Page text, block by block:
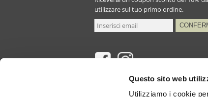
Questo sito web
Utilizziamo i cookie
utilizzare sul tuo primo ordine.